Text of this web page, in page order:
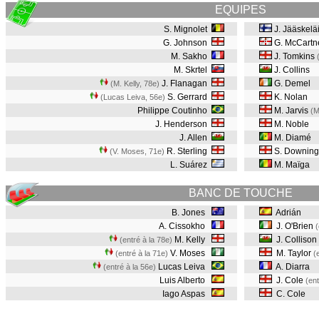
EQUIPES
S. Mignolet
G. Johnson
M. Sakho
M. Skrtel
(M. Kelly, 78e) J. Flanagan
(Lucas Leiva, 56e) S. Gerrard
Philippe Coutinho
J. Henderson
J. Allen
(V. Moses, 71e) R. Sterling
L. Suárez
J.
G.
J. Tomkins
J. Collins
G. Demel
K. Nolan
M. Jarvis
M. Noble
M. Diamé
S.
M. Maïga
BANC DE TOUCHE
B. Jones
A. Cissokho
(entré à la 78e) M. Kelly
(entré à la 71e) V. Moses
(entré à la 56e) Lucas Leiva
Luis Alberto
Iago Aspas
Adrián
J. O'Brien
J. Collison
M. Taylor
A. Diarra
J. Cole
C. Cole